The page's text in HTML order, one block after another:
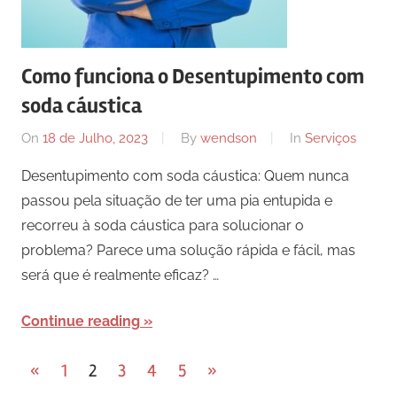
Como funciona o Desentupimento com
soda cáustica
On 18 de Julho, 2023 By wendson In Serviços
Desentupimento com soda cáustica: Quem nunca
passou pela situação de ter uma pia entupida e
recorreu à soda cáustica para solucionar o
problema? Parece uma solução rápida e fácil, mas
será que é realmente eficaz? …
Continue reading
Paginação
« Previous
1 2 3 4 5
Next
»